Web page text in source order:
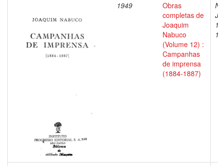
1949
Obras
completas de
Joaquim
Nabuco
(Volume 12) :
Campanhas
de imprensa
(1884-1887)